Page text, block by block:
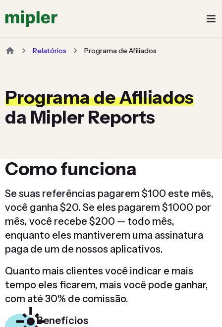
Relatórios Programa de Afiliados
Programa de Afiliados
da Mipler Reports
Como funciona
Se suas referências pagarem $100 este mês,
você ganha $20. Se eles pagarem $1000 por
mês, você recebe $200 — todo mês,
enquanto eles mantiverem uma assinatura
paga de um de nossos aplicativos.
Quanto mais clientes você indicar e mais
tempo eles ficarem, mais você pode ganhar,
com até 30% de comissão.
Benefícios